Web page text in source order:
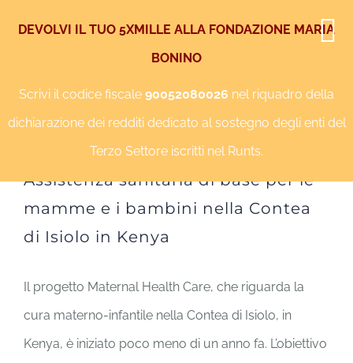
FacebookInstagramYouTube
immagine
Assistenza sanitaria di base per le
mamme e i bambini nella Contea
di Isiolo in Kenya
Il progetto Maternal Health Care, che riguarda la
cura materno-infantile nella Contea di Isiolo, in
Kenya, è iniziato poco meno di un anno fa. L’obiettivo
DEVOLVI IL TUO 5XMILLE ALLA FONDAZIONE MARIA
BONINO
Scrivi il codice fiscale 90052080026 nel riquadro della
dichiarazione dei redditi dedicato al sostegno degli enti del
Terzo Settore iscritti nel Runts.